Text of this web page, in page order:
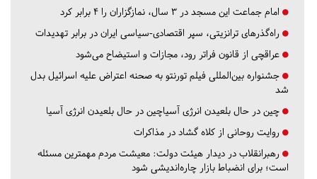
امام جماعت این مسجد در ۳ سال، نمازگزاران را ۴ برابر کرد
راه‌گذرهای ترانزیتی، سپر اقتصادی-سیاسی ایران در برابر تهدیدات
عراقچی از قانون فراتر رود، مجازات و استیضاح می‌شود
جشنواره بین‌المللی فیلم تورنتو به صحنه اعتراض علیه اسرائیل بدل
شد
چین در حال بلعیدن انرژی آسیاچین در حال بلعیدن انرژی آسیا
روایت روحانی از کلاه گشاد در مذاکرات
رهبرانقلاب در دیدار هیئت دولت: معیشت مردم مهمترین مسئله
است؛ برای انضباط بازار چاره‌اندیشی شود